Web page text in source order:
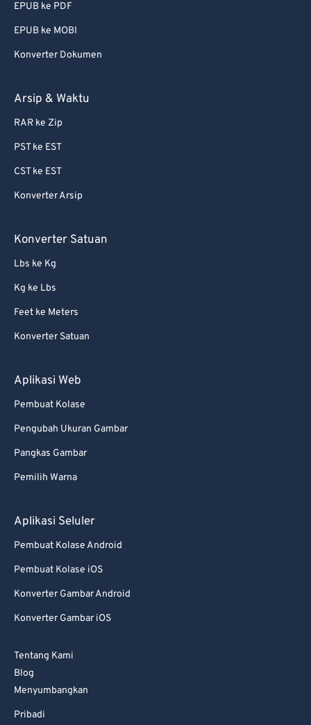
EPUB ke PDF
EPUB ke MOBI
Konverter Dokumen
Arsip & Waktu
RAR ke Zip
PST ke EST
CST ke EST
Konverter Arsip
Konverter Satuan
Lbs ke Kg
Kg ke Lbs
Feet ke Meters
Konverter Satuan
Aplikasi Web
Pembuat Kolase
Pengubah Ukuran Gambar
Pangkas Gambar
Pemilih Warna
Aplikasi Seluler
Pembuat Kolase Android
Pembuat Kolase iOS
Konverter Gambar Android
Konverter Gambar iOS
Tentang Kami
Blog
Menyumbangkan
Pribadi